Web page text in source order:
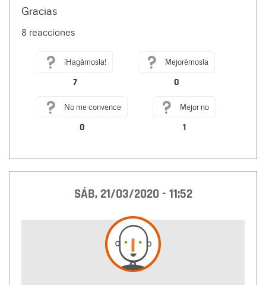
Gracias
8 reacciones
¡Hagámosla!
7
Mejorémosla
0
No me convence
0
Mejor no
1
SÁB, 21/03/2020 - 11:52